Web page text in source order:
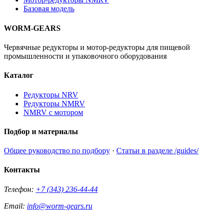
Базовая модель
WORM-GEARS
Червячные редукторы и мотор-редукторы для пищевой
промышленности и упаковочного оборудования
Каталог
Редукторы NRV
Редукторы NMRV
NMRV с мотором
Подбор и материалы
Общее руководство по подбору · Статьи в разделе /guides/
Контакты
Телефон: +7 (343) 236-44-44
Email: info@worm-gears.ru